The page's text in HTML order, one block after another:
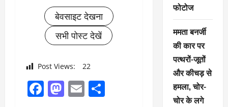
बेवसाइट देखना
सभी पोस्ट देखें
Post Views: 22
Facebook
Mastodon
Email
फोटोज
ममता बनर्जी
की कार पर
पत्थरों-जूतों
और कीचड़ से
हमला, चोर-
चोर के लगे